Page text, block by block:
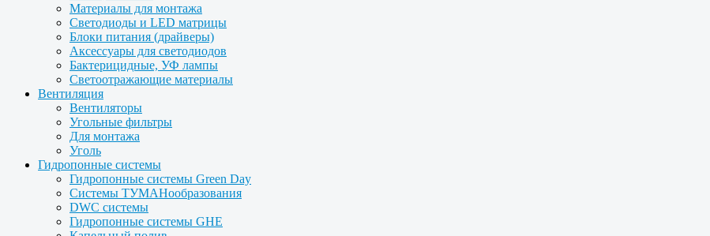
Материалы для монтажа
Светодиоды и LED матрицы
Блоки питания (драйверы)
Аксессуары для светодиодов
Бактерицидные, УФ лампы
Светоотражающие материалы
Вентиляция
Вентиляторы
Угольные фильтры
Для монтажа
Уголь
Гидропонные системы
Гидропонные системы Green Day
Системы ТУМАНообразования
DWC системы
Гидропонные системы GHE